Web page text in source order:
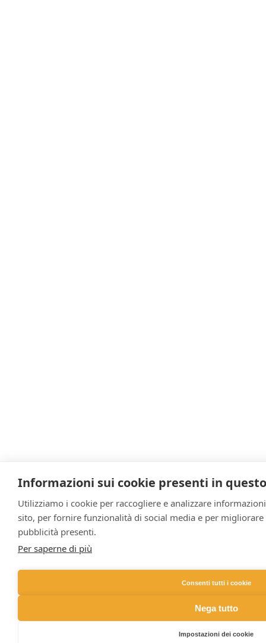
Informazioni sui cookie presenti in
Utilizziamo i cookie per raccogliere e analizzare
sito, per fornire funzionalità di social media e per
pubblicità presenti.
Per saperne di più
Consenti tutti i cookie
Nega tutto
Impostazioni dei cookie